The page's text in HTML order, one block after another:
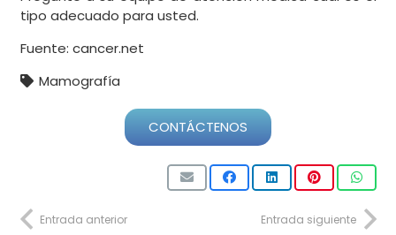
tipo adecuado para usted.
Fuente: cancer.net
Mamografía
CONTÁCTENOS
Entrada anterior Entrada siguiente